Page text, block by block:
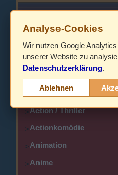
HOME
>
> Action
>Action / Thriller
>Actionkomödie
>Animation
>Anime
Analyse-Cookies
Wir nutzen Google
unserer Website zu
Datenschutzerklärung.
Ablehnen